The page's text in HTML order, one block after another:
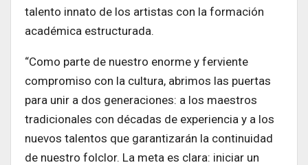
talento innato de los artistas con la formación
académica estructurada.
“Como parte de nuestro enorme y ferviente
compromiso con la cultura, abrimos las puertas
para unir a dos generaciones: a los maestros
tradicionales con décadas de experiencia y a los
nuevos talentos que garantizarán la continuidad
de nuestro folclor. La meta es clara: iniciar un